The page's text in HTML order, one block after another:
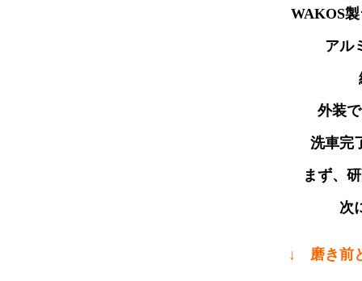
WAKOS
アル
外装
洗車完
まず、
次
↓ 磨き前